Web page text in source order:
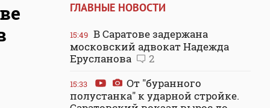
ГЛАВНЫЕ НОВОСТИ
15:49 В Саратове задержана
московский адвокат Надежда
Ерусланова
2
15:33
От "буранного
полустанка" к ударной стройке.